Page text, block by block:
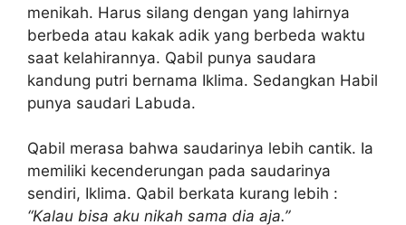
menikah. Harus silang dengan yang lahirnya
berbeda atau kakak adik yang berbeda waktu
saat kelahirannya. Qabil punya saudara
kandung putri bernama Iklima. Sedangkan Habil
punya saudari Labuda.
Qabil merasa bahwa saudarinya lebih cantik. Ia
memiliki kecenderungan pada saudarinya
sendiri, Iklima. Qabil berkata kurang lebih :
“Kalau bisa aku nikah sama dia aja.”